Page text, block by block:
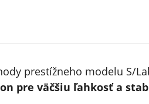
prestížneho modelu S/
pre väčšiu ľahkosť a